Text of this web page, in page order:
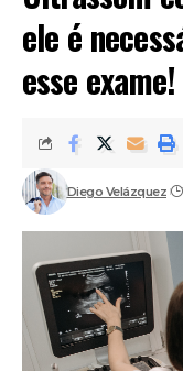
ele é
esse exame!
Diego Velázquez